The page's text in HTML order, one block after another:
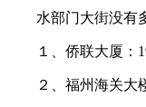
水部门大街没有多
１、侨联大厦：
２、福州海关大楼